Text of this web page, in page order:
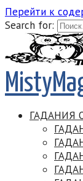
Перейти к
Search for:
ГАДАНИЯ